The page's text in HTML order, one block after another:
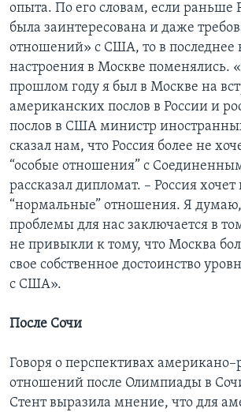
опыта. По его словам, если раньше
была заинтересована и даже
отношений» с США, то в последнее
настроения в Москве поменялись.
прошлом году я был в Москве на
американских послов в России и
послов в США министр
сказал нам, что Россия более не
“особые отношения” с
рассказал дипломат. – Россия
“нормальные” отношения. Я думаю,
проблемы для нас заключается в
не привыкли к тому, что Москва
свое собственное достоинство
с США».
После Сочи
Говоря о перспективах
отношений после Олимпиады в
Стент выразила мнение, что для